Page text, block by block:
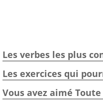
Les verbes les plus
Les exercices qui
Vous avez aimé